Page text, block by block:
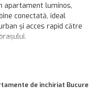
de închiriat Bucuresti
apartament luminos,
conectată, ideal
și acces rapid către
pentru mutare
confortabil pe tot